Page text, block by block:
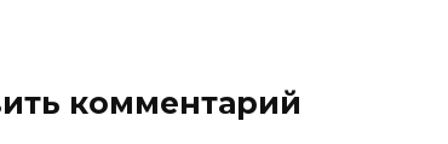
комментарий